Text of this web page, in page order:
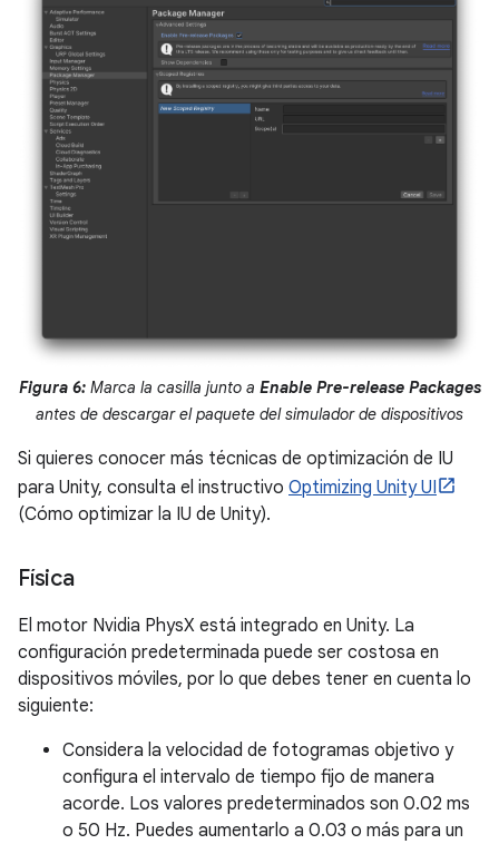
Figura 6:Marca la casilla junto a Enable Pre-release Packages
antes de descargar el paquete del simulador de dispositivos
Si quieres conocer más técnicas de optimización de IU
para Unity, consulta el instructivo Optimizing Unity UI
(Cómo optimizar la IU de Unity).
Física
El motor Nvidia PhysX está integrado en Unity. La
configuración predeterminada puede ser costosa en
dispositivos móviles, por lo que debes tener en cuenta lo
siguiente:
Considera la velocidad de fotogramas objetivo y
configura el intervalo de tiempo fijo de manera
acorde. Los valores predeterminados son 0.02 ms
o 50 Hz. Puedes aumentarlo a 0.03 o más para un